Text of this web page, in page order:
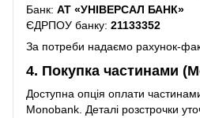
Банк: АТ «УНІВЕРСАЛ БАНК»
ЄДРПОУ банку: 21133352
За потреби надаємо рахунок-
4. Покупка частинами
Доступна опція оплати
Monobank. Деталі розстрочки